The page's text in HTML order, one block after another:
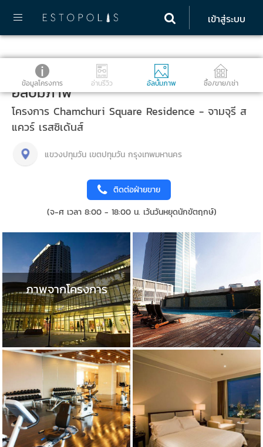
เข้าสู่ระบบ
ข้อมูลโครงการ อ่านรีวิว อัลบั้มภาพ ซื้อ/ขาย/เช่า
อัลบั้มภาพ
โครงการ Chamchuri Square Residence - จามจุรี ส
แควร์ เรสซิเด้นส์
แขวงปทุมวัน เขตปทุมวัน กรุงเทพมหานคร
ติดต่อฝ่ายขาย
(จ-ศ เวลา 8:00 - 18:00 น. เว้นวันหยุดนักขัตฤกษ์)
ภาพจากโครงการ